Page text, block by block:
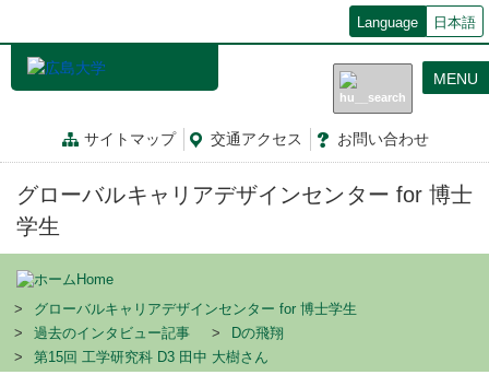
Language 日本語
サイトマップ 交通アクセス お問い合わせ
MENU
グローバルキャリアデザインセンター for 博士
学生
Home
グローバルキャリアデザインセンター for 博士学生
過去のインタビュー記事
Dの飛翔
第15回 工学研究科 D3 田中 大樹さん